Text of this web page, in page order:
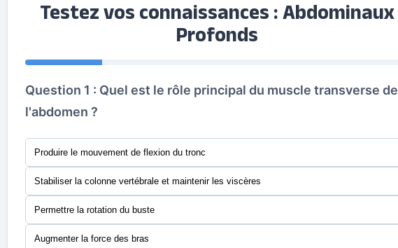
Testez vos connaissances : Abdominaux
Profonds
Question 1 : Quel est le rôle principal du muscle transverse de
l'abdomen ?
Produire le mouvement de flexion du tronc
Stabiliser la colonne vertébrale et maintenir les viscères
Permettre la rotation du buste
Augmenter la force des bras